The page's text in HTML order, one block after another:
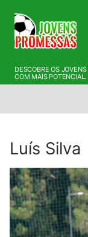
para
conteúdo
DESCOBRE OS
COM MAIS POTENCIAL.
Luís Silva